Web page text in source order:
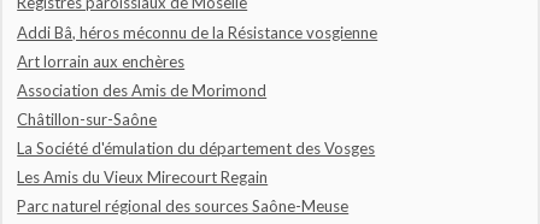
Addi Bâ, héros méconnu de la Résistance vosgienne
Art lorrain aux enchères
Association des Amis de Morimond
Châtillon-sur-Saône
La Société d'émulation du département des Vosges
Les Amis du Vieux Mirecourt Regain
Parc naturel régional des sources Saône-Meuse